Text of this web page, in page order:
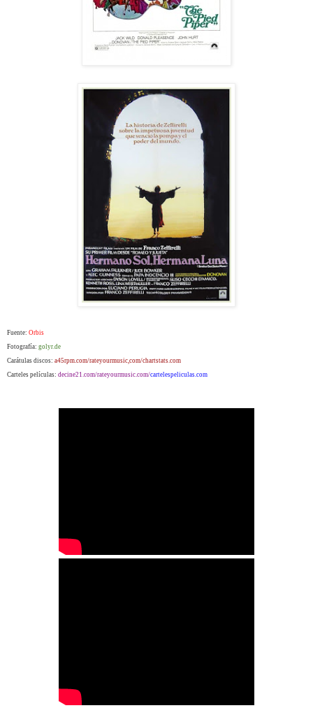
Fuente: Orbis
Fotografía: golyr.de
Carátulas discos: a45rpm.com/rateyourmusic,com/chartstats.com
Carteles películas: decine21.com/rateyourmusic.com/cartelespeliculas.com